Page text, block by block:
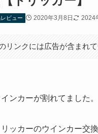
ビュー 2020年3月8日 2024
リンクには広告が含まれて
ンカーが割れてました。
ッカーのウインカー交